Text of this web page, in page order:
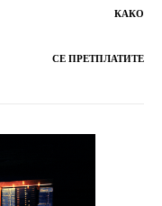
КАКО
СЕ ПРЕТПЛАТИТЕ